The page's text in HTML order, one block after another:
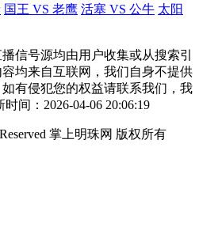
国王 VS 老鹰 活塞 VS 公牛 太阳
信号源均由用户收集或从搜索引
均来自互联网，我们自身不提供
有侵犯您的权益请联系我们，我
间：2026-04-06 20:06:19
掌上明珠网 版权所有